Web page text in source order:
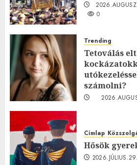
0
Trending
Tetoválás
számolni?
Címlap
Hősök